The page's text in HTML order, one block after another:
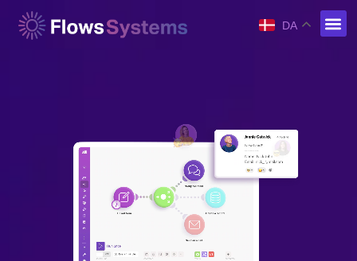
DA